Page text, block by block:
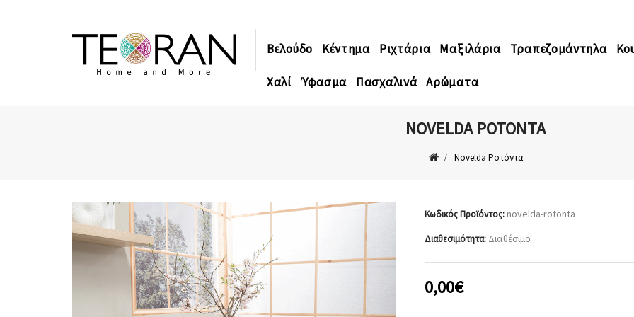
Βελούδο Κέντημα Ριχτάρια Μαξιλάρια Τραπεζομάντηλα
Χαλί Ύφασμα Πασχαλινά Αρώματα
NOVELDA ΡΟΤΌΝΤΑ
Novelda Ροτόντα
Κωδικός Προϊόντος:novelda-rotonta
Διαθεσιμότητα: Διαθέσιμο
0,00€